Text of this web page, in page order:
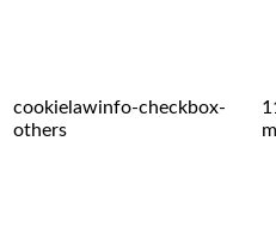
cookielawinfo-checkbox-
others